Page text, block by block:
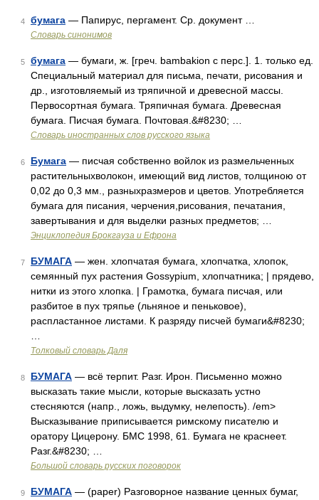
4 бумага — Папирус, пергамент. Ср. документ …
Словарь синонимов
5 бумага — бумаги, ж. [греч. bambakion с перс.]. 1. только ед.
Специальный материал для письма, печати, рисования и
др., изготовляемый из тряпичной и древесной массы.
Первосортная бумага. Тряпичная бумага. Древесная
бумага. Писчая бумага. Почтовая.&#8230; …
Словарь иностранных слов русского языка
6 Бумага — писчая собственно войлок из размельченных
растительныхволокон, имеющий вид листов, толщиною от
0,02 до 0,3 мм., разныхразмеров и цветов. Употребляется
бумага для писания, черчения,рисования, печатания,
завертывания и для выделки разных предметов; …
Энциклопедия Брокгауза и Ефрона
7 БУМАГА — жен. хлопчатая бумага, хлопчатка, хлопок,
семянный пух растения Gossypium, хлопчатника; | прядево,
нитки из этого хлопка. | Грамотка, бумага писчая, или
разбитое в пух тряпье (льняное и пеньковое),
распластанное листами. К разряду писчей бумаги&#8230;
Толковый словарь Даля
8 БУМАГА — всё терпит. Разг. Ирон. Письменно можно
высказать такие мысли, которые высказать устно
стесняются (напр., ложь, выдумку, нелепость). /em>
Высказывание приписывается римскому писателю и
оратору Цицерону. БМС 1998, 61. Бумага не краснеет.
Разг.&#8230; …
Большой словарь русских поговорок
9 БУМАГА — (paper) Разговорное название ценных бумаг,